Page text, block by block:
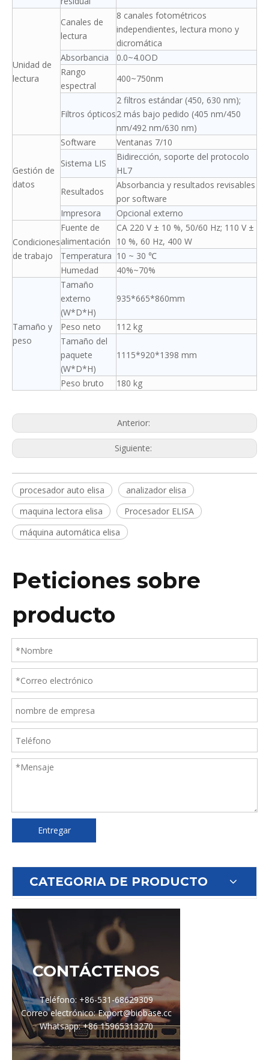
Unidad de
lectura
Canales de
lectura
8 canales fotométricos
independientes, lectura mono y
dicromática
Absorbancia
0.0~4.0OD
Rango
espectral
400~750nm
Filtros ópticos
2 filtros estándar (450, 630 nm);
2 más bajo pedido (405 nm/450
nm/492 nm/630 nm)
Gestión de
datos
Software
Ventanas 7/10
Sistema LIS
Bidirección, soporte del protocolo
HL7
Resultados
Absorbancia y resultados revisables
por software
Impresora
Opcional externo
Condiciones
de trabajo
Fuente de
alimentación
CA 220 V ± 10 %, 50/60 Hz; 110 V ±
10 %, 60 Hz, 400 W
Temperatura 10 ~ 30 ℃
Humedad
40%~70%
Tamaño y
peso
Tamaño
externo
(W*D*H)
935*665*860mm
Peso neto
112 kg
Tamaño del
paquete
(W*D*H)
1115*920*1398 mm
Peso bruto 180 kg
Anterior:
Siguiente:
procesador auto elisa
analizador elisa
maquina lectora elisa
Procesador ELISA
máquina automática elisa
Peticiones sobre
producto
Entregar
CATEGORIA DE PRODUCTO
CONTÁCTENOS
Teléfono: +86-531-68629309
Correo electrónico: Export@biobase.cc
Whatsapp: +86 15965313270